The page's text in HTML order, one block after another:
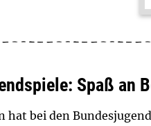
Spaß an
hat bei den